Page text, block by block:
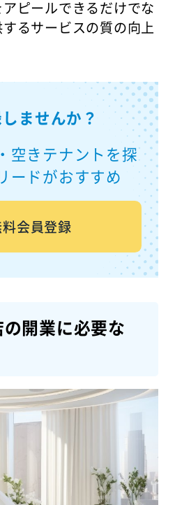
ピールできるだけでな
るサービスの質の向上
ませんか？
空きテナントを探
ードがおすすめ
会員登録
開業に必要な